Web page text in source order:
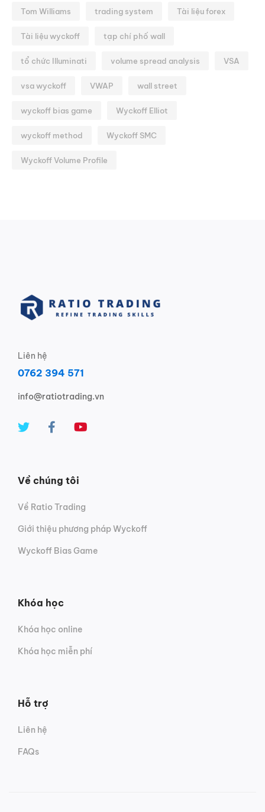
Tom Williams trading system Tài liệu forex
Tài liệu wyckoff tạp chí phố wall
tổ chức Illuminati volume spread analysis VSA
vsa wyckoff VWAP wall street
wyckoff bias game Wyckoff Elliot
wyckoff method Wyckoff SMC
Wyckoff Volume Profile
Liên hệ
0762 394 571
info@ratiotrading.vn
Về chúng tôi
Về Ratio Trading
Giới thiệu phương pháp Wyckoff
Wyckoff Bias Game
Khóa học
Khóa học online
Khóa học miễn phí
Hỗ trợ
Liên hệ
FAQs